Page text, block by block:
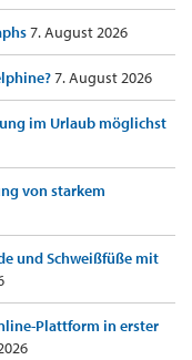
7. August 2026
7. August 2026
im Urlaub möglichst
von starkem
und Schweißfüße mit
Plattform in erster